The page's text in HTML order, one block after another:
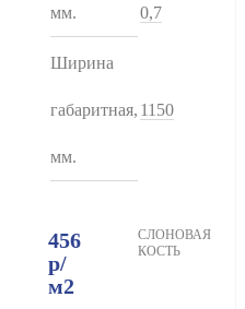
мм. 0,7
Ширина
габаритная,
мм.
1150
456
р/
м2
СЛОНОВАЯ
КОСТЬ